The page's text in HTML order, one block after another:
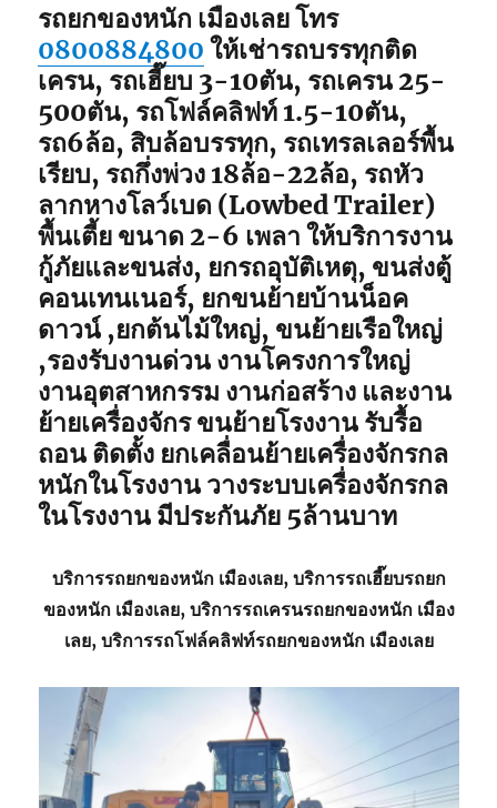
รถยกของหนัก เมืองเลยโทร
0800884800 ให้เช่ารถบรรทุกติด
เครน, รถเฮี๊ยบ 3-10ตัน, รถเครน 25-
500ตัน, รถโฟล์คลิฟท์ 1.5-10ตัน,
รถ6ล้อ, สิบล้อบรรทุก, รถเทรลเลอร์พื้น
เรียบ, รถกึ่งพ่วง 18ล้อ-22ล้อ, รถหัว
ลากหางโลว์เบด (Lowbed Trailer)
พื้นเตี้ย ขนาด 2-6 เพลา ให้บริการงาน
กู้ภัยและขนส่ง, ยกรถอุบัติเหตุ, ขนส่งตู้
คอนเทนเนอร์, ยกขนย้ายบ้านน็อค
ดาวน์ ,ยกต้นไม้ใหญ่, ขนย้ายเรือใหญ่
,รองรับงานด่วน งานโครงการใหญ่
งานอุตสาหกรรม งานก่อสร้าง และงาน
ย้ายเครื่องจักร ขนย้ายโรงงาน รับรื้อ
ถอน ติดตั้ง ยกเคลื่อนย้ายเครื่องจักรกล
หนักในโรงงาน วางระบบเครื่องจักรกล
ในโรงงาน มีประกันภัย 5ล้านบาท
บริการรถยกของหนัก เมืองเลย, บริการรถเฮี๊ยบรถยก
ของหนัก เมืองเลย, บริการรถเครนรถยกของหนัก เมือง
เลย, บริการรถโฟล์คลิฟท์รถยกของหนัก เมืองเลย